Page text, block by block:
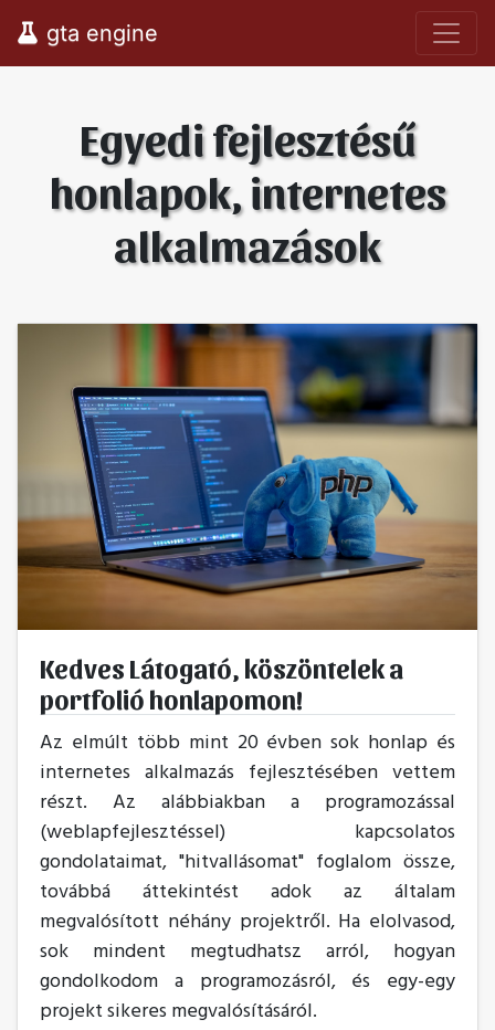
gta engine
Egyedi fejlesztésű
honlapok, internetes
alkalmazások
Kedves Látogató, köszöntelek a
portfolió honlapomon!
Az elmúlt több mint 20 évben sok honlap és
internetes alkalmazás fejlesztésében vettem
részt. Az alábbiakban a programozással
(weblapfejlesztéssel) kapcsolatos
gondolataimat, "hitvallásomat" foglalom össze,
továbbá áttekintést adok az általam
megvalósított néhány projektről. Ha elolvasod,
sok mindent megtudhatsz arról, hogyan
gondolkodom a programozásról, és egy-egy
projekt sikeres megvalósításáról.